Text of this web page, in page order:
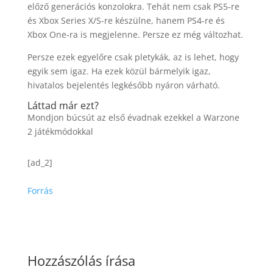
előző generációs konzolokra. Tehát nem csak PS5-re
és Xbox Series X/S-re készülne, hanem PS4-re és
Xbox One-ra is megjelenne. Persze ez még változhat.
Persze ezek egyelőre csak pletykák, az is lehet, hogy
egyik sem igaz. Ha ezek közül bármelyik igaz,
hivatalos bejelentés legkésőbb nyáron várható.
Láttad már ezt?
Mondjon búcsút az első évadnak ezekkel a Warzone
2 játékmódokkal
[ad_2]
Forrás
Hozzászólás írása